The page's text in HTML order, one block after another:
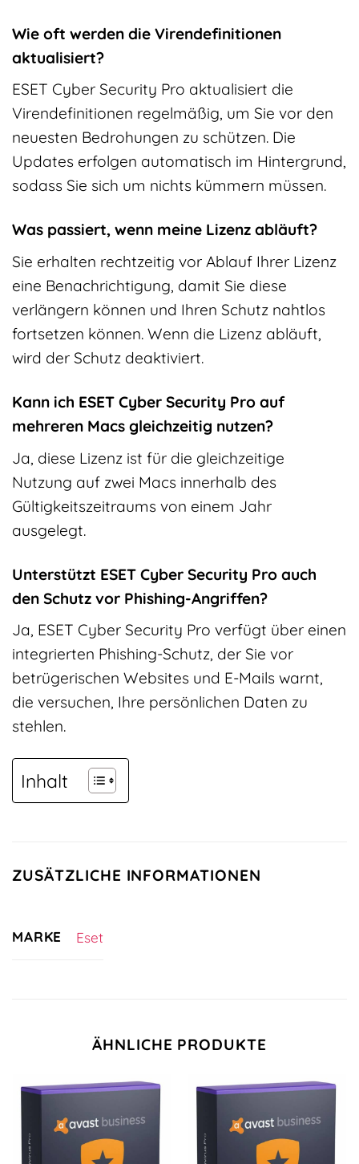
Wie oft werden die Virendefinitionen
aktualisiert?
ESET Cyber Security Pro aktualisiert die
Virendefinitionen regelmäßig, um Sie vor den
neuesten Bedrohungen zu schützen. Die
Updates erfolgen automatisch im Hintergrund,
sodass Sie sich um nichts kümmern müssen.
Was passiert, wenn meine Lizenz abläuft?
Sie erhalten rechtzeitig vor Ablauf Ihrer Lizenz
eine Benachrichtigung, damit Sie diese
verlängern können und Ihren Schutz nahtlos
fortsetzen können. Wenn die Lizenz abläuft,
wird der Schutz deaktiviert.
Kann ich ESET Cyber Security Pro auf
mehreren Macs gleichzeitig nutzen?
Ja, diese Lizenz ist für die gleichzeitige
Nutzung auf zwei Macs innerhalb des
Gültigkeitszeitraums von einem Jahr
ausgelegt.
Unterstützt ESET Cyber Security Pro auch
den Schutz vor Phishing-Angriffen?
Ja, ESET Cyber Security Pro verfügt über einen
integrierten Phishing-Schutz, der Sie vor
betrügerischen Websites und E-Mails warnt,
die versuchen, Ihre persönlichen Daten zu
stehlen.
Inhalt
ZUSÄTZLICHE INFORMATIONEN
MARKE Eset
ÄHNLICHE PRODUKTE